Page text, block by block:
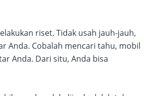
riset. Tidak usah jauh-jauh,
Anda. Cobalah mencari tahu, mobil
Anda. Dari situ, Anda bisa